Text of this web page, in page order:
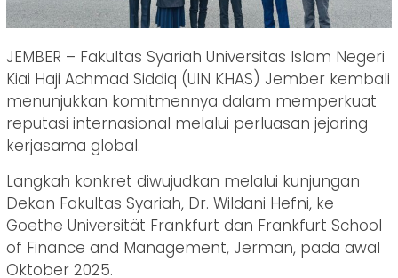
JEMBER – Fakultas Syariah Universitas Islam Negeri
Kiai Haji Achmad Siddiq (UIN KHAS) Jember kembali
menunjukkan komitmennya dalam memperkuat
reputasi internasional melalui perluasan jejaring
kerjasama global.
Langkah konkret diwujudkan melalui kunjungan
Dekan Fakultas Syariah, Dr. Wildani Hefni, ke
Goethe Universität Frankfurt dan Frankfurt School
of Finance and Management, Jerman, pada awal
Oktober 2025.